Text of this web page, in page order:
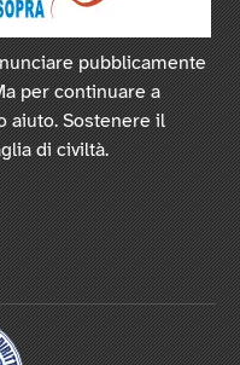
pubblicamente
per continuare a
aiuto. Sostenere il
di civiltà.